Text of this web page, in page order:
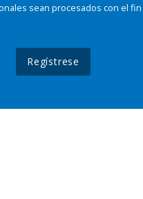
sean procesados con el
Regístrese